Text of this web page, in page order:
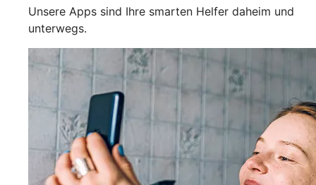
Unsere Apps sind Ihre smarten Helfer daheim und
unterwegs.